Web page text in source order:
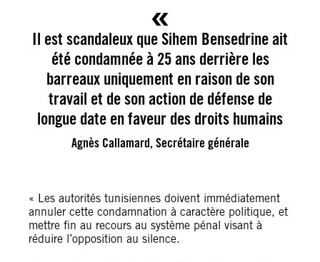
Il est scandaleux que Sihem Bensedrine ait
été condamnée à 25 ans derrière les
barreaux uniquement en raison de son
travail et de son action de défense de
longue date en faveur des droits humains
Agnès Callamard, Secrétaire générale
« Les autorités tunisiennes doivent immédiatement
annuler cette condamnation à caractère politique, et
mettre fin au recours au système pénal visant à
réduire l’opposition au silence.